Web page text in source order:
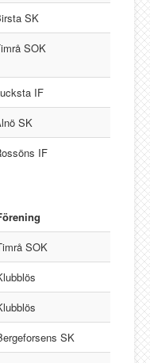
SK
SOK
IF
SK
IF
SOK
SK